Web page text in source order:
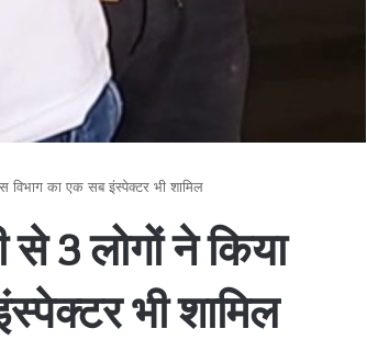
विभाग का एक सब इंस्पेक्टर भी शामिल
से 3 लोगों ने किया
भी शामिल